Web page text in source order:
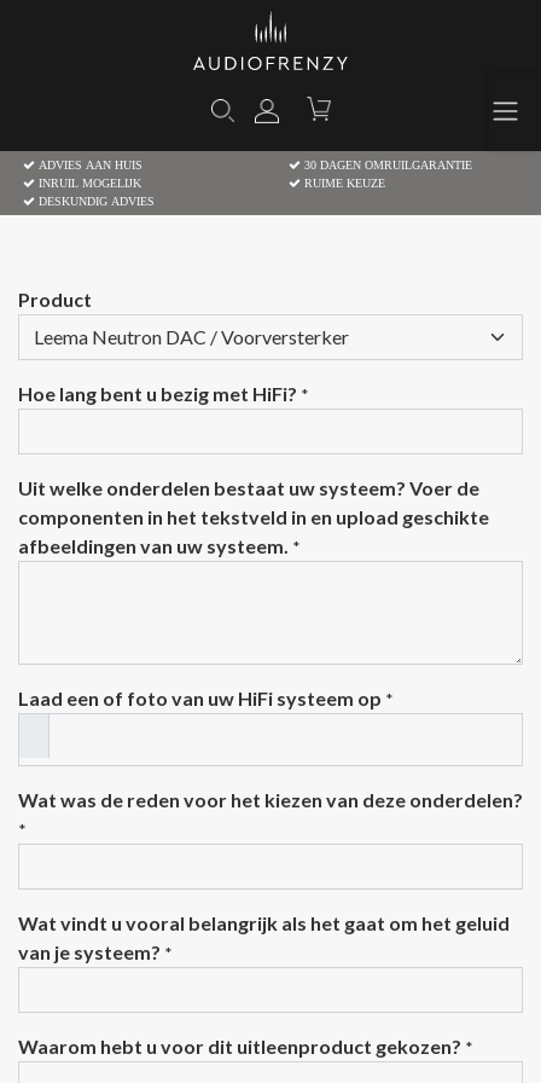
ADVIES AAN HUIS
30 DAGEN OMRUILGARANTIE
INRUIL MOGELIJK
RUIME KEUZE
DESKUNDIG ADVIES
Product
Hoe lang bent u bezig met HiFi? *
Uit welke onderdelen bestaat uw systeem? Voer de
componenten in het tekstveld in en upload geschikte
afbeeldingen van uw systeem. *
Laad een of foto van uw HiFi systeem op *
Wat was de reden voor het kiezen van deze onderdelen?
*
Wat vindt u vooral belangrijk als het gaat om het geluid
van je systeem? *
Waarom hebt u voor dit uitleenproduct gekozen? *